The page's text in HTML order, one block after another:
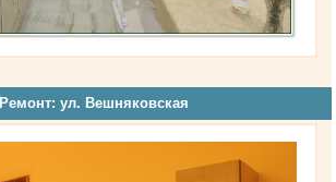
Ремонт: ул. Вешняковская